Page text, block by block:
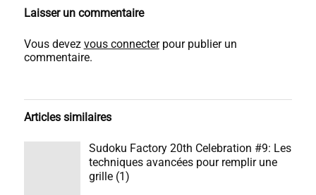
Laisser un commentaire
Vous devez vous connecterpour publier un
commentaire.
Articles similaires
Sudoku Factory 20th Celebration #9: Les
techniques avancées pour remplir une
grille (1)